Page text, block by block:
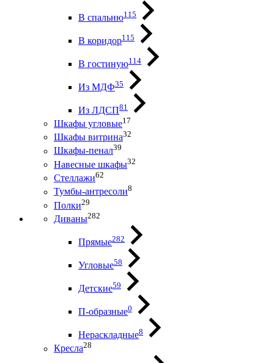
В спальню115
В коридор115
В гостиную114
Из МДФ35
Из ЛДСП81
Шкафы угловые17
Шкафы витрина32
Шкафы-пенал39
Навесные шкафы32
Стеллажи62
Тумбы-антресоли8
Полки29
Диваны282
Прямые282
Угловые58
Детские59
П-образные0
Нераскладные8
Кресла28